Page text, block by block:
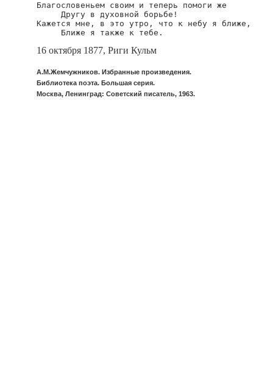
Благословеньем своим и теперь помоги же
     Другу в духовной борьбе!
Кажется мне, в это утро, что к небу я ближе,
     Ближе я также к тебе.
16 октября 1877, Риги Кульм
А.М.Жемчужников. Избранные произведения.
Библиотека поэта. Большая серия.
Москва, Ленинград: Советский писатель, 1963.